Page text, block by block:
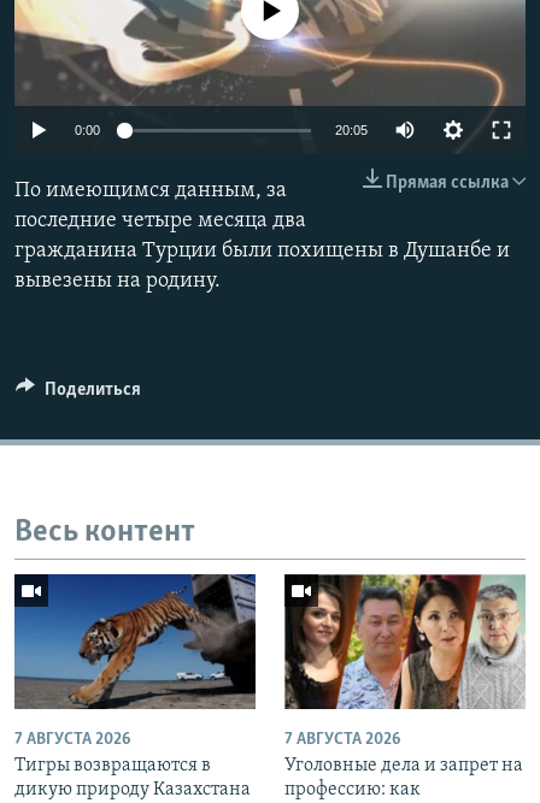
480p
No media source currently available
0:00 20:05
480p
Прямая ссылка
По имеющимся данным, за
последние четыре месяца два
гражданина Турции были похищены в Душанбе и
вывезены на родину.
Поделиться
Весь контент
7 АВГУСТА 2026
Тигры возвращаются в
дикую природу Казахстана
7 АВГУСТА 2026
Уголовные дела и запрет на
профессию: как